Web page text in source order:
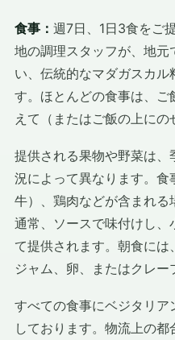
食事： 週7日、1日3食をご
地の調理スタッフが、地
い、伝統的なマダガスカル
す。ほとんどの食事は、
えて（またはご飯の上にの
提供される果物や野菜は
況によって異なります。
牛）、鶏肉などが含まれる
通常、ソースで味付けし
て提供されます。朝食には
ジャム、卵、またはクレー
すべての食事にベジタリ
しております。物流上の